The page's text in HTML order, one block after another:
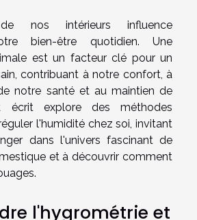
de nos intérieurs influence
bien-être quotidien. Une
est un facteur clé pour un
contribuant à notre confort, à
notre santé et au maintien de
écrit explore des méthodes
l'humidité chez soi, invitant
dans l'univers fascinant de
et à découvrir comment
l'hygrométrie et